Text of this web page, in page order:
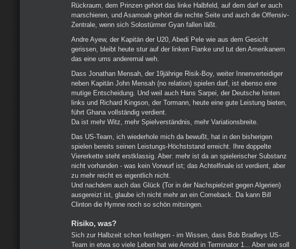
Rückraum, dem Prinzen gehört das linke Halbfeld, auf dem darf er auch
marschieren, und Asamoah gehört die rechte Seite und auch die Offensiv-
Zentrale, wenn sich Solostürmer Gyan fallen läßt.
Andre Ayew, der Kapitän der U20, Abedi Pele wie aus dem Gesicht
gerissen, bleibt heute stur auf der linken Flanke und tut den Amerikanern
das eine ums anderemal weh.
Dass Jonathan Mensah, der 19jährige Risik-Boy, weiter Innenverteidiger
neben Kapitän John Mensah (no relation) spielen darf, ist ebenso eine
mutige Entscheidung. Und weil auch Hans Sarpei, der Deutsche hinten
links und Richard Kingson, der Tormann, heute eine gute Leistung bieten,
führt Ghana vollständig verdient.
Da ist mehr Witz, mehr Spielverständnis, mehr Variationsbreite.
Das US-Team, ich wiederhole mich da bewußt, hat in den bisherigen
spielen bereits seinen Leistungs-Höchststand erreicht. Ihre doppelte
Viererkette steht erstklassig. Aber: mehr ist da an spielerischer Substanz
nicht vorhanden - was kein Vorwurf ist; das Achtelfinale ist verdient, aber
zu mehr reicht es eigentlich nicht.
Und nachdem auch das Glück (Tor in der Nachspielzeit gegen Algerien)
ausgereizt ist, glaube ich nicht mehr an ein Comeback. Da kann Bill
Clinton die Hymne noch so schön mitsingen.
Risiko, was?
Sich zur Halbzeit schon festlegen - im Wissen, dass Bob Bradleys US-
Team in etwa so viele Leben hat wie Arnold in Terminator 1... Aber wie soll